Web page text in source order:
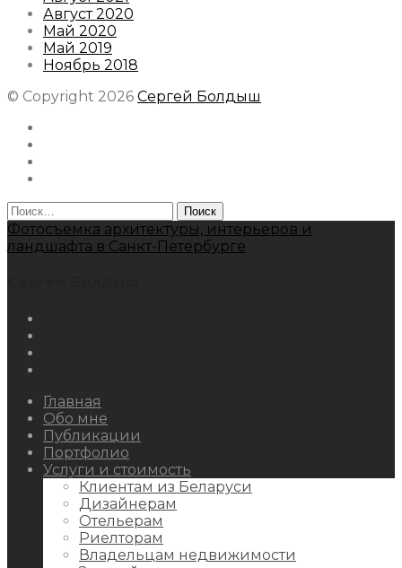
Август 2020
Май 2020
Май 2019
Ноябрь 2018
© Copyright 2026 Сергей Болдыш
Найти:
Фотосъемка архитектуры, интерьеров и
ландшафта в Санкт-Петербурге
Главная
Обо мне
Публикации
Портфолио
Услуги и стоимость
Клиентам из Беларуси
Дизайнерам
Отельерам
Риелторам
Владельцам недвижимости